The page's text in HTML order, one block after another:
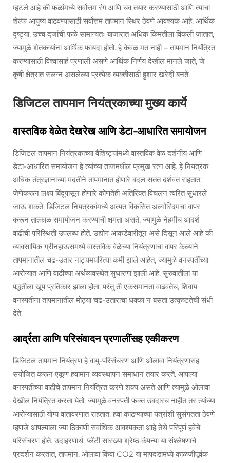
म्हटले आहे की फळांमध्ये सर्वोत्तम रंग आणि चव तयार करण्यासाठी आणि त्याचा
शेल्फ आयुष्य वाढवण्यासाठी सर्वोत्तम तापमान स्थिर ठेवणे आवश्यक आहे. आर्थिक
दृष्ट्या, उच्च दर्जाची फळे सामान्यतः बाजारात अधिक किमतीला विकली जातात,
ज्यामुळे शेतकऱ्यांना आर्थिक फायदा होतो. हे केवळ मत नाही – तापमान नियंत्रित
करण्यासाठी विश्वासार्ह प्रणाली असणे आर्थिक निर्णय देखील मानले जाते, जे
कृषी क्षेत्रात संलग्न असलेल्या प्रत्येक व्यक्तीसाठी हुशार खरेदी बनते.
डिजिटल तापमान नियंत्रकाच्या मुख्य कार्ये
वास्तविक वेळेत देखरेख आणि डेटा-आधारित समायोजन
डिजिटल तापमान नियंत्रकांच्या वैशिष्ट्यांमध्ये वास्तविक वेळ दर्शनीय आणि
डेटा-आधारित समायोजन हे त्यांच्या ताजमधील प्रमुख रत्न आहे. हे नियंत्रक
अधिक तंत्रज्ञानाच्या मदतीने तापमानात होणारे बदल सतत दर्शवत राहतात,
जेणेकरून लक्ष्य बिंदूपासून होणारे कोणतेही अतिरिक्त विचलन त्वरित सुधारले
जाऊ शकते. डिजिटल नियंत्रकांमध्ये अत्यंत विकसित अल्गोरिदमचा वापर
करून तात्काळ समायोजन करण्याची क्षमता असते, ज्यामुळे नेहमीच आदर्श
वाढीची परिस्थिती उपलब्ध होते. उद्योग आकडेवारीतून असे दिसून आले आहे की
व्यावसायिक ग्रीनहाऊसमध्ये वास्तविक वेळेच्या नियंत्रणाचा वापर केल्याने
तापमानातील चढ-उतार नाट्यमयरित्या कमी झाले आहेत, ज्यामुळे वनस्पतींच्या
आरोग्यात आणि वाढीच्या अर्थव्यवस्थेत सुधारणा झाली आहे. सुरुवातीला या
पद्धतीला खूप प्रतिकार झाला होता, परंतु ती एकसमानता वाढवतेच, शिवाय
वनस्पतींना तापमानातील मोठ्या चढ-उतारांचा धक्का न बसता उत्कृष्टतेची संधी
देते.
आर्द्रता आणि परिसंवादन प्रणालींसह एकीकरण
डिजिटल तापमान नियंत्रण हे वायु-परिसंचरण आणि ओलावा नियंत्रणासह
संयोजित करून एकूण हवामान व्यवस्थापन समाधान तयार करते. आपल्या
वनस्पतींच्या वाढीचे तापमान नियंत्रित करणे शक्य असते आणि त्यामुळे ओलावा
देखील नियंत्रित करता येतो, ज्यामुळे वनस्पती फक्त उबदारच नाहीत तर त्यांच्या
आरोग्यासाठी योग्य वातावरणात राहतात. हवा काढण्याच्या यंत्रांशी सुसंगतता ठेवणे
म्हणजे आपल्याला ज्या ठिकाणी सर्वाधिक आवश्यकता आहे तेथे परिपूर्ण हवेचे
परिसंचरण होते. उदाहरणार्थ, प्लेंटी सारख्या श्रेष्ठ कंपन्या या संश्लेषणाचे
प्रदर्शन करतात, तापमान, ओलावा किंवा CO2 या मापदंडांमध्ये काळजीपूर्वक